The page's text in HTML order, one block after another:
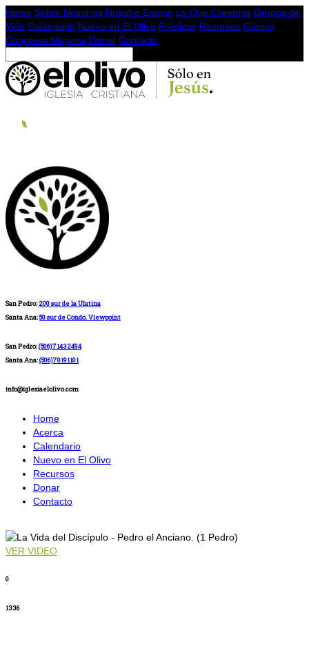
Home Sobre Nosotros Nuestro Equipo Lo Que Creemos Grupos de
Vida Calendario Nuevo en El Olivo Prédicas Recursos Cursos
Congreso Mujeres Donar Contacto
San Pedro: 200 sur de la Ulatina
Santa Ana:50 sur de Condo. Viewpoint
San Pedro:(506)71432494
Santa Ana:(506)70191101
info@iglesiaelolivo.com
Home
Acerca
Calendario
Nuevo en El Olivo
Recursos
Donar
Contacto
VER VIDEO
0
1336